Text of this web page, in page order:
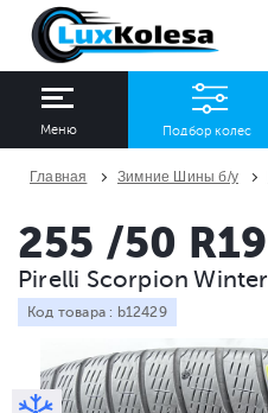
Меню Подбор колес
Ширина
Все
Профиль
Сезон
Главная Зимние Шины б/у
255 /50 R19
Pirelli Scorpion Winter
Код товара : b12429